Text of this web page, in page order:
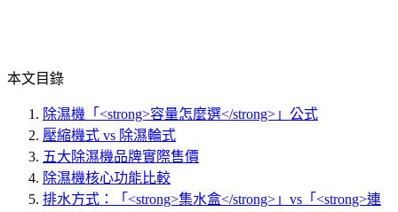
本文目錄
除濕機「<strong>容量怎麼選</strong>」公式
壓縮機式 vs 除濕輪式
五大除濕機品牌實際售價
除濕機核心功能比較
排水方式：「<strong>集水盒</strong>」vs「<strong>連